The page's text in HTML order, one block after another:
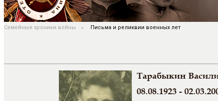
Семейные хроники войны Письма и реликвии военных лет
Тарабыкин
08.08.1923 -